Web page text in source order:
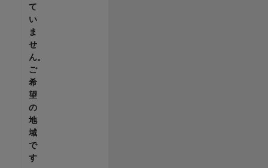
て
い
ま
せ
ん。
ご
希
望
の
地
域
で
す